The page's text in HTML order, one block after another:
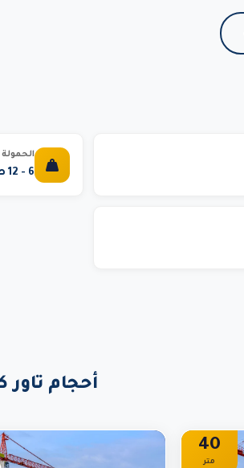
الحمولة
6 - 12 طن
أحجام
40
متر